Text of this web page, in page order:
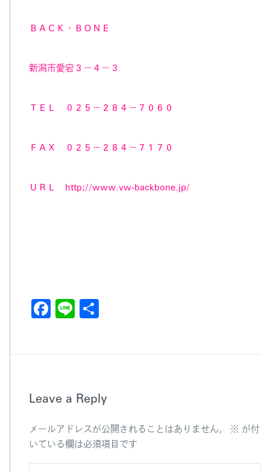
ＢＡＣＫ・ＢＯＮＥ
新潟市愛宕３－４－３
ＴＥＬ ０２５－２８４－７０６０
ＦＡＸ ０２５－２８４－７１７０
ＵＲＬ http;//www.vw-backbone.jp/
F
o
o
k
Li
Leave a Reply
メールアドレスが公開されることはありません。 ※ が付
いている欄は必須項目です